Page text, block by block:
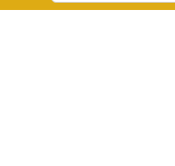
naar: